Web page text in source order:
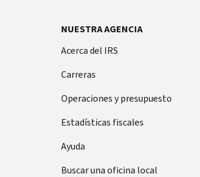
NUESTRA AGENCIA
Acerca del IRS
Carreras
Operaciones y presupuesto
Estadísticas fiscales
Ayuda
Buscar una oficina local